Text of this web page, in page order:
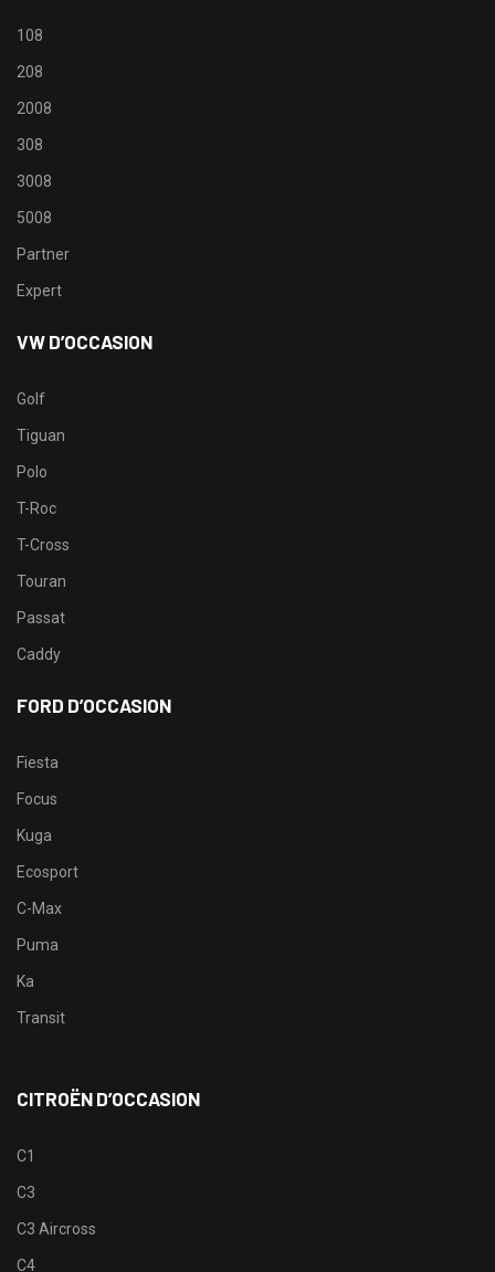
108
208
2008
308
3008
5008
Partner
Expert
VW D’OCCASION
Golf
Tiguan
Polo
T-Roc
T-Cross
Touran
Passat
Caddy
FORD D’OCCASION
Fiesta
Focus
Kuga
Ecosport
C-Max
Puma
Ka
Transit
CITROËN D’OCCASION
C1
C3
C3 Aircross
C4